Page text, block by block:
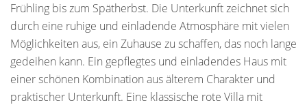
Frühling bis zum Spätherbst. Die Unterkunft zeichnet sich
durch eine ruhige und einladende Atmosphäre mit vielen
Möglichkeiten aus, ein Zuhause zu schaffen, das noch lange
gedeihen kann. Ein gepflegtes und einladendes Haus mit
einer schönen Kombination aus älterem Charakter und
praktischer Unterkunft. Eine klassische rote Villa mit